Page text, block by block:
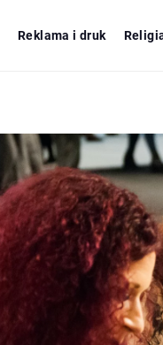
Reklama i druk